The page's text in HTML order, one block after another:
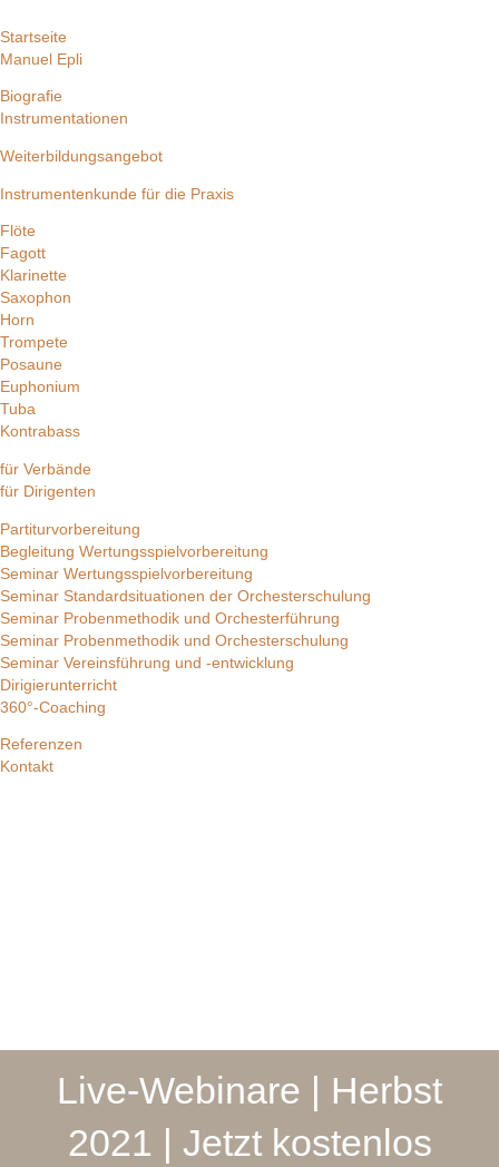
Startseite
Manuel Epli
Biografie
Instrumentationen
Weiterbildungsangebot
Instrumentenkunde für die Praxis
Flöte
Fagott
Klarinette
Saxophon
Horn
Trompete
Posaune
Euphonium
Tuba
Kontrabass
für Verbände
für Dirigenten
Partiturvorbereitung
Begleitung Wertungsspielvorbereitung
Seminar Wertungsspielvorbereitung
Seminar Standardsituationen der Orchesterschulung
Seminar Probenmethodik und Orchesterführung
Seminar Probenmethodik und Orchesterschulung
Seminar Vereinsführung und -entwicklung
Dirigierunterricht
360°-Coaching
Referenzen
Kontakt
Live-Webinare | Herbst
2021 | Jetzt kostenlos